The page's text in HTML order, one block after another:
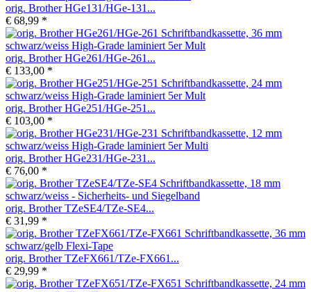
orig. Brother HGe131/HGe-131...
€ 68,99 *
orig. Brother HGe261/HGe-261...
€ 133,00 *
orig. Brother HGe251/HGe-251...
€ 103,00 *
orig. Brother HGe231/HGe-231...
€ 76,00 *
orig. Brother TZeSE4/TZe-SE4...
€ 31,99 *
orig. Brother TZeFX661/TZe-FX661...
€ 29,99 *